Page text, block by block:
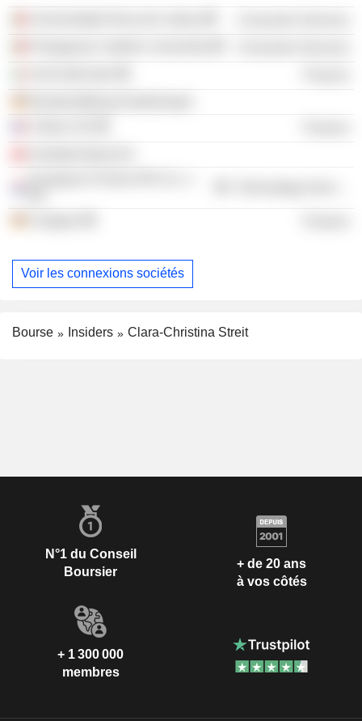
Voir les connexions sociétés
Bourse Insiders Clara-Christina Streit
N°1 du Conseil
Boursier
+ de 20 ans
à vos côtés
+ 1 300 000
membres